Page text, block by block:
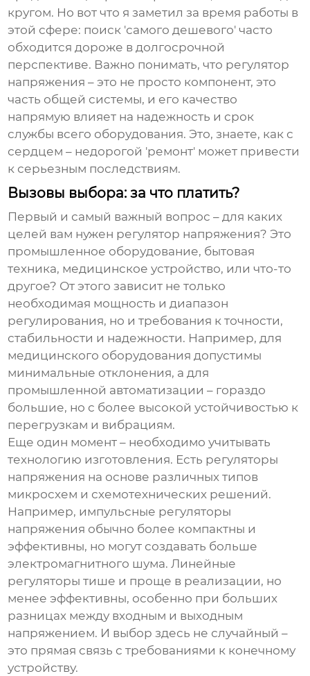
кругом. Но вот что я заметил за время работы в
этой сфере: поиск 'самого дешевого' часто
обходится дороже в долгосрочной
перспективе. Важно понимать, что регулятор
напряжения – это не просто компонент, это
часть общей системы, и его качество
напрямую влияет на надежность и срок
службы всего оборудования. Это, знаете, как с
сердцем – недорогой 'ремонт' может привести
к серьезным последствиям.
Вызовы выбора: за что платить?
Первый и самый важный вопрос – для каких
целей вам нужен регулятор напряжения? Это
промышленное оборудование, бытовая
техника, медицинское устройство, или что-то
другое? От этого зависит не только
необходимая мощность и диапазон
регулирования, но и требования к точности,
стабильности и надежности. Например, для
медицинского оборудования допустимы
минимальные отклонения, а для
промышленной автоматизации – гораздо
большие, но с более высокой устойчивостью к
перегрузкам и вибрациям.
Еще один момент – необходимо учитывать
технологию изготовления. Есть регуляторы
напряжения на основе различных типов
микросхем и схемотехнических решений.
Например, импульсные регуляторы
напряжения обычно более компактны и
эффективны, но могут создавать больше
электромагнитного шума. Линейные
регуляторы тише и проще в реализации, но
менее эффективны, особенно при больших
разницах между входным и выходным
напряжением. И выбор здесь не случайный –
это прямая связь с требованиями к конечному
устройству.